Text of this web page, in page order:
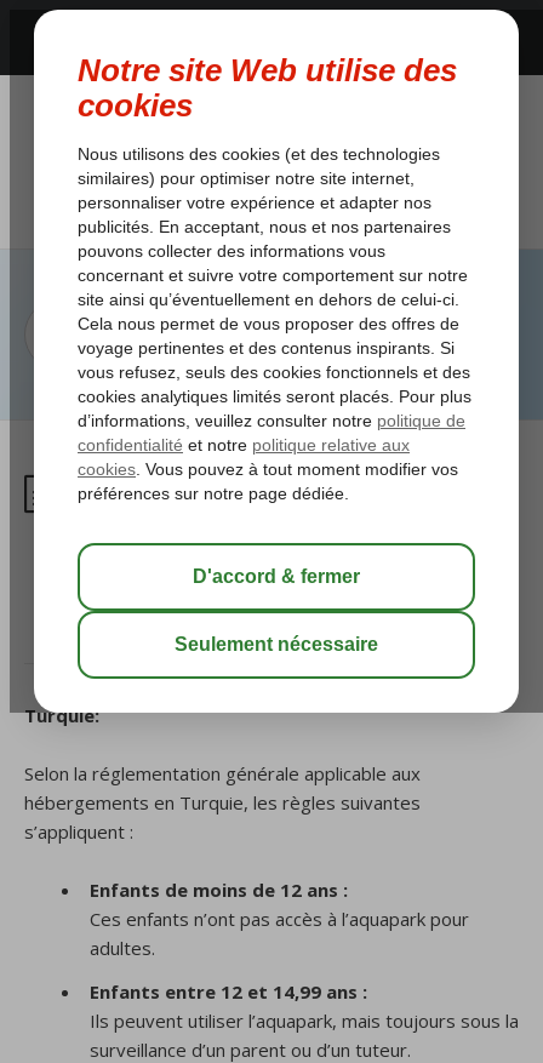
Quelles sont les catégories
l’utilisation de l’aquapark?
/ 7. Hébergement / Quelles sont les catégories
d’âge applicables pour l’utilisation de l’aquapark?
Turquie:
Selon la réglementation générale applicable aux
hébergements en Turquie, les règles suivantes
s’appliquent :
Enfants de moins de 12 ans :
Ces enfants n’ont pas accès à l’aquapark pour
adultes.
Enfants entre 12 et 14,99 ans :
Ils peuvent utiliser l’aquapark, mais toujours sous la
surveillance d’un parent ou d’un tuteur.